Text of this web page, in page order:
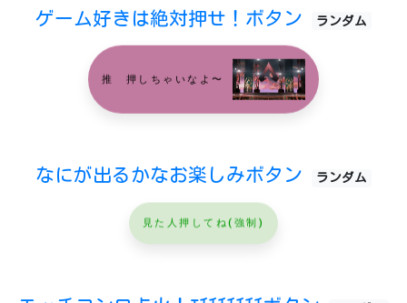
ゲーム好きは絶対押せ！ボタン ランダム
推 押しちゃいなよ〜
なにが出るかなお楽しみボタン ランダム
見た人押してね(強制)